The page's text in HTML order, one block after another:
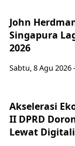
John
Singapura
2026
Sabtu, 8 Agu 2026
Akselerasi
II DPRD
Lewat